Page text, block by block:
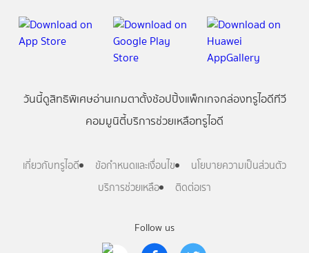
Follow us
วันนี้ดูสิทธิพิเศษอ่านเกมตาตั้งช้อปปิ้งแพ็กเกจกล่องทรูไอดีทีวี
คอมมูนิตี้บริการช่วยเหลือทรูไอดี
เกี่ยวกับทรูไอดี ข้อกำหนดและเงื่อนไข
นโยบายความเป็นส่วนตัว
บริการช่วยเหลือ
ติดต่อเรา